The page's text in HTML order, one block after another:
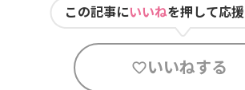
この記事にいいねを押して応
いいねする